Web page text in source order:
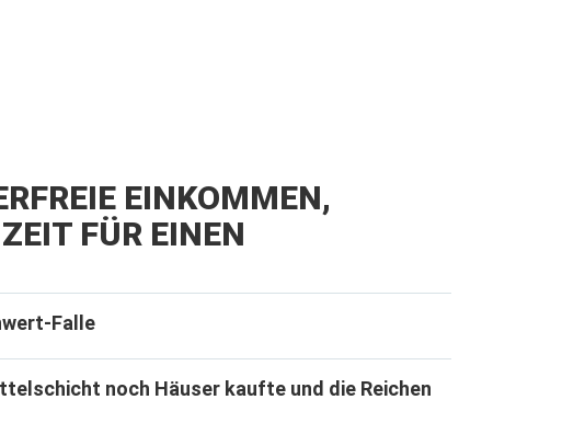
EINKOMMEN,
FÜR EINEN
Falle
noch Häuser kaufte und die Reichen